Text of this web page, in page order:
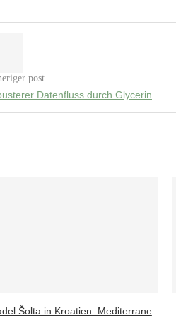
post
Datenfluss durch Glycerin
Šolta in Kroatien: Mediterrane